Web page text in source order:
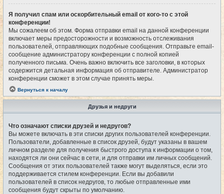
Я получил спам или оскорбительный email от кого-то с этой
конференции!
Мы сожалеем об этом. Форма отправки email на данной конференции
включает меры предосторожности и возможность отслеживания
пользователей, отправляющих подобные сообщения. Отправьте email-
сообщение администратору конференции с полной копией
полученного письма. Очень важно включить все заголовки, в которых
содержится детальная информация об отправителе. Администратор
конференции сможет в этом случае принять меры.
Вернуться к началу
Друзья и недруги
Что означают списки друзей и недругов?
Вы можете включать в эти списки других пользователей конференции.
Пользователи, добавленные в список друзей, будут указаны в вашем
личном разделе для получения быстрого доступа к информации о том,
находятся ли они сейчас в сети, и для отправки им личных сообщений.
Сообщения от этих пользователей также могут выделяться, если это
поддерживается стилем конференции. Если вы добавили
пользователей в список недругов, то любые отправленные ими
сообщения будут скрыты по умолчанию.